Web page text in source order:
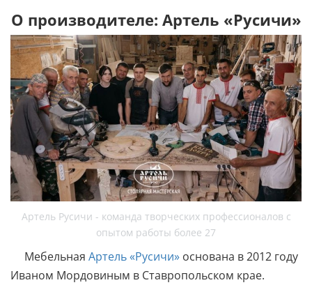
О производителе: Артель «Русичи»
Артель Русичи - команда творческих профессионалов с
опытом работы более 27
Мебельная Артель «Русичи» основана в 2012 году
Иваном Мордовиным в Ставропольском крае.